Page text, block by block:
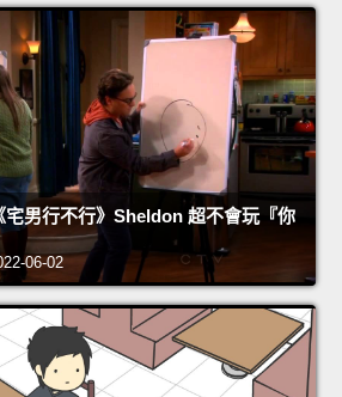
宅男行不行》Sheldon 超不會玩『你
06-02